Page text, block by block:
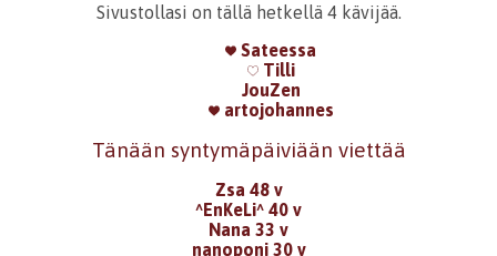
Sivustollasi on tällä hetkellä 4 kävijää.
Sateessa
Tilli
JouZen
artojohannes
Tänään syntymäpäiviään viettää
Zsa 48 v
^EnKeLi^ 40 v
Nana 33 v
nanoponi 30 v